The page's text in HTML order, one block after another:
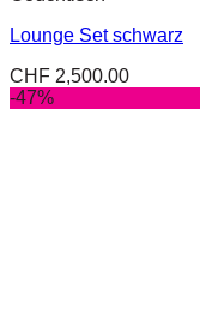
Lounge Set schwarz
CHF 2,500.00
-47%